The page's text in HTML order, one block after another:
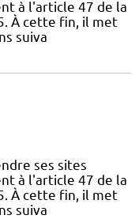
à l'article 47 de la
À cette fin, il met
suiva
ses sites
à l'article 47 de la
À cette fin, il met
suiva